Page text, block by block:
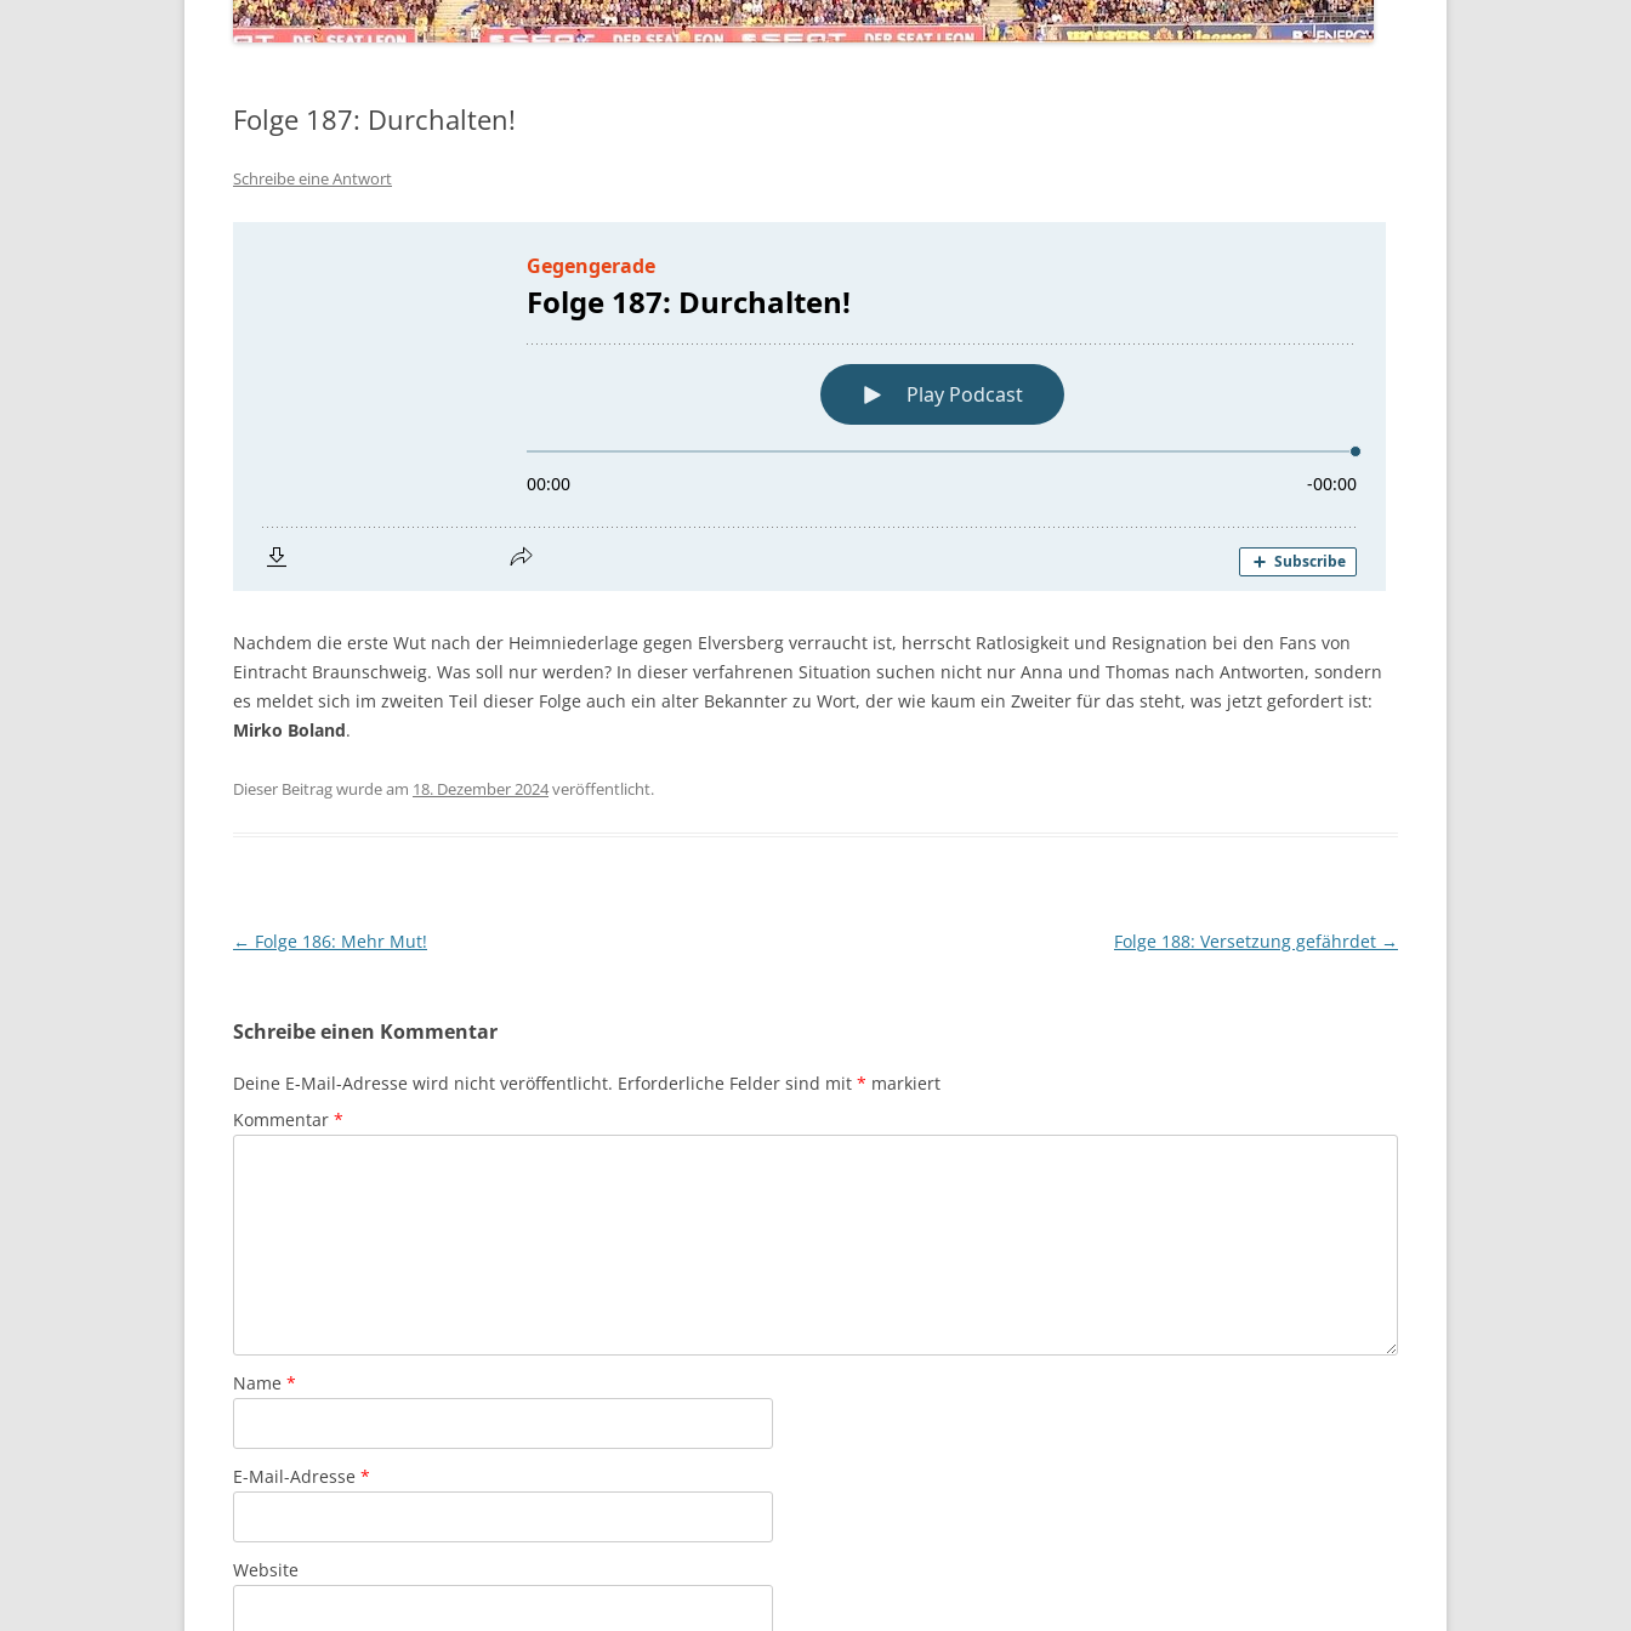
Folge 187: Durchalten!
Schreibe eine Antwort
Nachdem die erste Wut nach der Heimniederlage gegen Elversberg verraucht ist, herrscht Ratlosigkeit und Resignation bei den Fans von
Eintracht Braunschweig. Was soll nur werden? In dieser verfahrenen Situation suchen nicht nur Anna und Thomas nach Antworten, sondern
es meldet sich im zweiten Teil dieser Folge auch ein alter Bekannter zu Wort, der wie kaum ein Zweiter für das steht, was jetzt gefordert ist:
Mirko Boland.
Dieser Beitrag wurde am 18. Dezember 2024veröffentlicht.
Beitragsnavigation
← Folge 186: Mehr Mut! Folge 188: Versetzung gefährdet →
Schreibe einen Kommentar
Deine E-Mail-Adresse wird nicht veröffentlicht. Erforderliche Felder sind mit * markiert
Kommentar *
Name *
E-Mail-Adresse *
Website